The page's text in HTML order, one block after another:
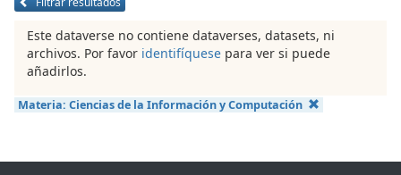
Este dataverse no contiene dataverses, datasets, ni
archivos. Por favor identifíquese para ver si puede
añadirlos.
Materia: Ciencias de la Información y Computación